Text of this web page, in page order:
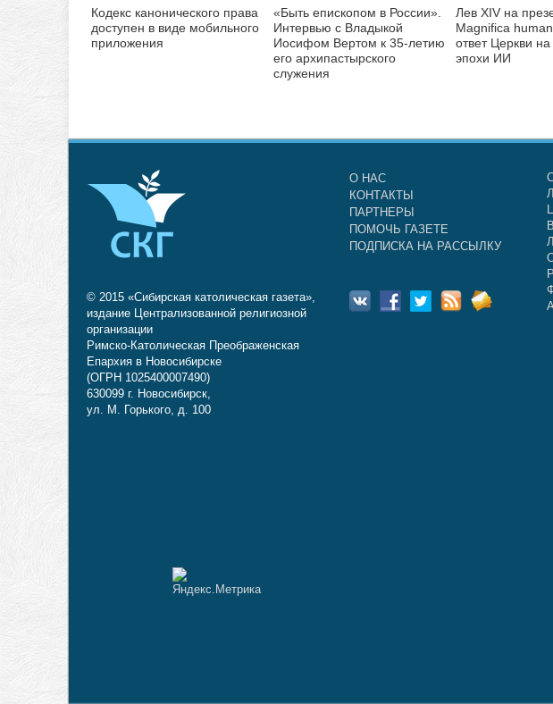
Кодекс канонического права
доступен в виде мобильного
приложения
«Быть епископом в России».
Интервью с Владыкой
Иосифом Вертом к 35-летию
его архипастырского
служения
Лев XIV на
Magnifica
ответ Церкви
эпохи ИИ
© 2015 «Сибирская католическая газета»,
издание Централизованной религиозной
организации
Римско-Католическая Преображенская
Епархия в Новосибирске
(ОГРН 1025400007490)
630099 г. Новосибирск,
ул. М. Горького, д. 100
О НАС
КОНТАКТЫ
ПАРТНЕРЫ
ПОМОЧЬ ГАЗЕТЕ
ПОДПИСКА НА РАССЫЛКУ